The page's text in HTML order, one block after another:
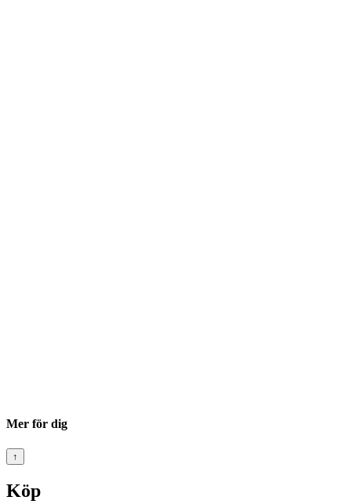
Mer för dig
↑
Köp